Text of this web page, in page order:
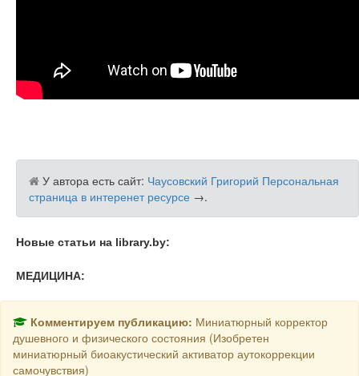
У автора есть сайт: Чаусовский Григорий Персональная
страница в интеренет ресурсе →.
Новые статьи на library.by:
МЕДИЦИНА:
Комментируем публикацию: Миниатюрный корректор
душевного и физического состояния (Изобретен
миниатюрный биоакустический активатор аутокоррекции
самочувствия)